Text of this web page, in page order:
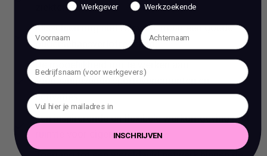
ziektejaar;
Misschien nog niet relevant, maar een goede
ouderschapsverlofregeling;
toonaangevende sportevenementen en
activaties;
Een inspirerende en flexibele werkomgeving met
ruimte voor eigen initiatief;
Werkgever Werkzoekende
INSCHRIJVEN